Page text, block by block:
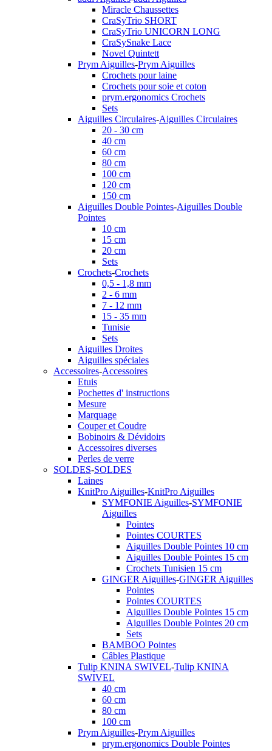
Miracle Chaussettes
CraSyTrio SHORT
CraSyTrio UNICORN LONG
CraSySnake Lace
Novel Quintett
Prym Aiguilles-Prym Aiguilles
Crochets pour laine
Crochets pour soie et coton
prym.ergonomics Crochets
Sets
Aiguilles Circulaires-Aiguilles Circulaires
20 - 30 cm
40 cm
60 cm
80 cm
100 cm
120 cm
150 cm
Aiguilles Double Pointes-Aiguilles Double
Pointes
10 cm
15 cm
20 cm
Sets
Crochets-Crochets
0,5 - 1,8 mm
2 - 6 mm
7 - 12 mm
15 - 35 mm
Tunisie
Sets
Aiguilles Droites
Aiguilles spéciales
Accessoires-Accessoires
Etuis
Pochettes d' instructions
Mesure
Marquage
Couper et Coudre
Bobinoirs & Dévidoirs
Accessoires diverses
Perles de verre
SOLDES-SOLDES
Laines
KnitPro Aiguilles-KnitPro Aiguilles
SYMFONIE Aiguilles-SYMFONIE
Aiguilles
Pointes
Pointes COURTES
Aiguilles Double Pointes 10 cm
Aiguilles Double Pointes 15 cm
Crochets Tunisien 15 cm
GINGER Aiguilles-GINGER Aiguilles
Pointes
Pointes COURTES
Aiguilles Double Pointes 15 cm
Aiguilles Double Pointes 20 cm
Sets
BAMBOO Pointes
Câbles Plastique
Tulip KNINA SWIVEL-Tulip KNINA
SWIVEL
40 cm
60 cm
80 cm
100 cm
Prym Aiguilles-Prym Aiguilles
prym.ergonomics Double Pointes